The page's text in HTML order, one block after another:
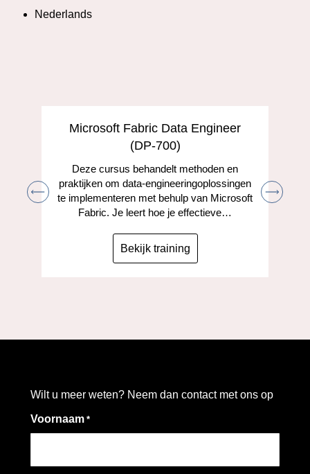
Nederlands
Microsoft Fabric Data Engineer
(DP-700)
Deze cursus behandelt methoden en
praktijken om data-engineeringoplossingen
te implementeren met behulp van Microsoft
Fabric. Je leert hoe je effectieve…
Bekijk training
Wilt u meer weten? Neem dan contact met ons op
Voornaam *